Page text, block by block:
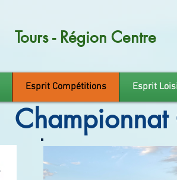
Tours - Région Centre
Esprit Compétitions Esprit
Championnat